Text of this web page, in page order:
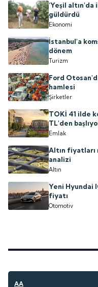
‘Yeşil
güldürdü
Ekonomi
İstanbul'a
dönem
Turizm
Ford
hamlesi
Şirketler
TOKİ 41 ilde
TL'den
Emlak
Altın fiyatları
analizi
Altın
Yeni Hyundai
fiyatı
Otomotiv
AA